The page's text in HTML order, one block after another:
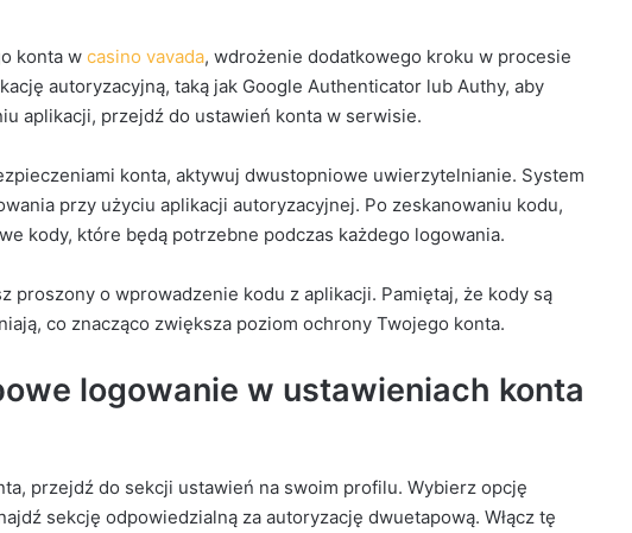
konta w casino vavada, wdrożenie dodatkowego kroku w procesie
autoryzacyjną, taką jak Google Authenticator lub Authy, aby
aplikacji, przejdź do ustawień konta w serwisie.
konta, aktywuj dwustopniowe uwierzytelnianie. System
przy użyciu aplikacji autoryzacyjnej. Po zeskanowaniu kodu,
kody, które będą potrzebne podczas każdego logowania.
proszony o wprowadzenie kodu z aplikacji. Pamiętaj, że kody są
co znacząco zwiększa poziom ochrony Twojego konta.
logowanie w ustawieniach konta
przejdź do sekcji ustawień na swoim profilu. Wybierz opcję
sekcję odpowiedzialną za autoryzację dwuetapową. Włącz tę